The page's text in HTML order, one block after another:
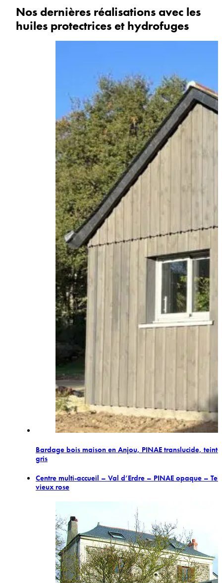
Nos dernières réalisations avec les
huiles protectrices et hydrofuges
Bardage bois maison en Anjou, PINAE translucide, teinté
gris
Centre multi-accueil – Val d’Erdre – PINAE opaque –
vieux rose